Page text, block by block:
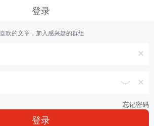
登录
欢的文章，加入感兴趣的群组
忘记密码
登录